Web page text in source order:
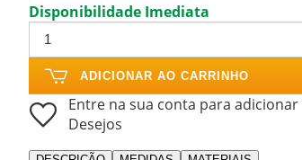
Disponibilidade Imediata
ADICIONAR AO CARRINHO
Entre na sua conta para
Desejos